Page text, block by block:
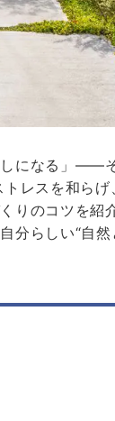
になる」——
レスを和ら
りのコツを紹
分らしい“自